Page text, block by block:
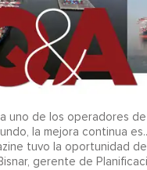
uno de los operadores de
la mejora continua
tuvo la oportunidad
gerente de